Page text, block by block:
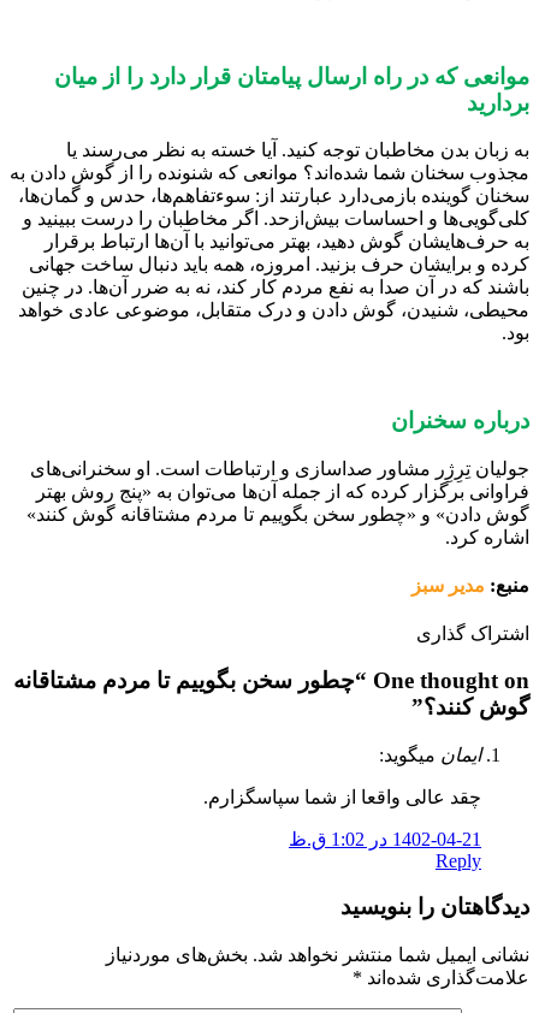
موانعی که در راه ارسال پیامتان قرار دارد را از میان
بردارید
به زبان بدن مخاطبان توجه کنید. آیا خسته به نظر می‌رسند یا
مجذوب سخنان شما شده‌اند؟ موانعی که شنونده را از گوش دادن به
سخنان گوینده بازمی‌دارد عبارتند از: سوء‌تفاهم‌ها، حدس و گمان‌ها،
کلی‌گویی‌ها و احساسات بیش‌ازحد. اگر مخاطبان را درست ببینید و
به حرف‌هایشان گوش دهید، بهتر می‌توانید با آن‌ها ارتباط برقرار
کرده و برایشان حرف بزنید. امروزه، همه باید دنبال ساخت جهانی
باشند که در آن صدا به نفع مردم کار کند، نه به ضرر آن‌ها. در چنین
محیطی، شنیدن، گوش دادن و درک متقابل، موضوعی عادی خواهد
بود.
درباره سخنران
جولیان تِرِژِر مشاور صداسازی و ارتباطات است. او سخنرانی‌های
فراوانی برگزار کرده که از جمله آن‌ها می‌توان به «پنج روش بهتر
گوش دادن» و «چطور سخن بگوییم تا مردم مشتاقانه گوش کنند»
اشاره کرد.
منبع: مدیر سبز
اشتراک گذاری
One thought on “
چطور سخن بگوییم تا مردم مشتاقانه
گوش کنند؟”
ایمان میگوید:
چقد عالی واقعا از شما سپاسگزارم.
1402-04-21 در 1:02 ق.ظ
Reply
دیدگاهتان را بنویسید
نشانی ایمیل شما منتشر نخواهد شد. بخش‌های موردنیاز
علامت‌گذاری شده‌اند *